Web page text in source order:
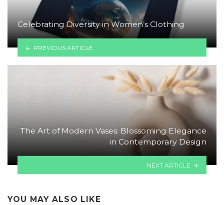
Celebrating Diversity in Women’s Clothing
PREVIOUS ARTICLE
The Art of Modern Vases: Blossoming Elegance
in Contemporary Design
NEXT ARTICLE
YOU MAY ALSO LIKE